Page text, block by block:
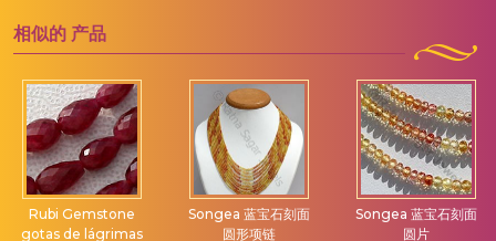
相似的 产品
Rubi Gemstone
gotas de lágrimas
Songea 蓝宝石刻面
圆形项链
Songea 蓝宝石刻面
圆片